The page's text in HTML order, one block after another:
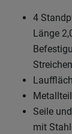
4
Länge
Seile
mit